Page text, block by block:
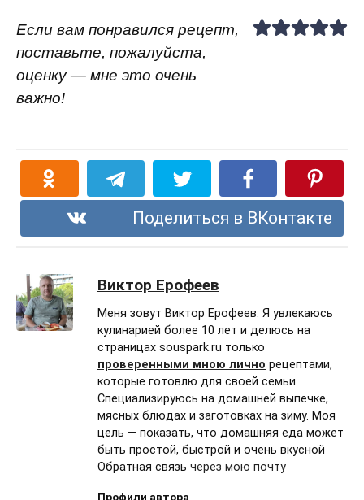
Если вам понравился рецепт,
поставьте, пожалуйста,
оценку — мне это очень
важно!
Поделиться в ВКонтакте
Виктор Ерофеев
Меня зовут Виктор Ерофеев. Я увлекаюсь
кулинарией более 10 лет и делюсь на
страницах souspark.ru только
проверенными мною лично рецептами,
которые готовлю для своей семьи.
Специализируюсь на домашней выпечке,
мясных блюдах и заготовках на зиму. Моя
цель — показать, что домашняя еда может
быть простой, быстрой и очень вкусной
Обратная связь через мою почту
Профили автора